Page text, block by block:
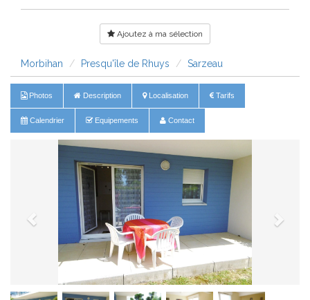
Ajoutez à ma sélection
Morbihan Presqu'île de Rhuys Sarzeau
Photos Description Localisation Tarifs
Calendrier Equipements Contact